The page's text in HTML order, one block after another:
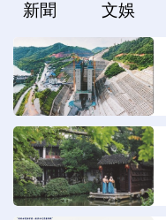
新聞 文娛